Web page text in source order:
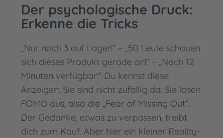
Der psychologische Druck:
Erkenne die Tricks
„Nur noch 3 auf Lager!“ – „50 Leute schauen
sich dieses Produkt gerade an!“ – „Noch 12
Minuten verfügbar!“ Du kennst diese
Anzeigen. Sie sind nicht zufällig da. Sie lösen
FOMO aus, also die „Fear of Missing Out“.
Der Gedanke, etwas zu verpassen, treibt
dich zum Kauf. Aber hier ein kleiner Reality-